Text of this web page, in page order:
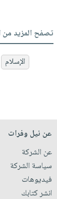
تصفح المزيد من
الإسلام
عن نيل وفرات
عن الشركة
سياسة الشركة
فيديوهات
انشر كتابك